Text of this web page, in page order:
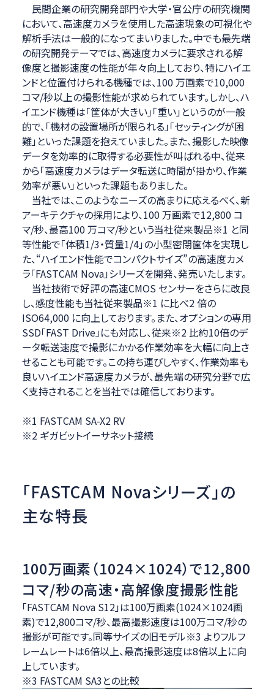
民間企業の研究開発部門や大学・官公庁の研究機関
において、高速度カメラを使用した高速現象の可視化や
解析手法は一般的になってまいりました。中でも最先端
の研究開発テーマでは、高速度カメラに要求される解
像度と撮影速度の性能が年々向上しており、特にハイエ
ンドと位置付けられる機種では、100 万画素で10,000
コマ/秒以上の撮影性能が求められています。しかし、ハ
イエンド機種は「筐体が大きい」「重い」というのが一般
的で、「機材の設置場所が限られる」「セッティングが困
難」といった課題を抱えていました。また、撮影した映像
データを効率的に取得する必要性が叫ばれる中、従来
から「高速度カメラはデータ転送に時間が掛かり、作業
効率が悪い」といった課題もありました。
当社では、このようなニーズの高まりに応えるべく、新
アーキテクチャの採用により、100 万画素で12,800 コ
マ/秒、最高100 万コマ/秒という当社従来製品※1 と同
等性能で「体積1/3・質量1/4」の小型密閉筐体を実現し
た、“ハイエンド性能でコンパクトサイズ”の高速度カメ
ラ「FASTCAM Nova」シリーズを開発、発売いたします。
当社技術で好評の高速CMOS センサーをさらに改良
し、感度性能も当社従来製品※1 に比べ2 倍の
ISO64,000 に向上しております。また、オプションの専用
SSD「FAST Drive」にも対応し、従来※2 比約10倍のデ
ータ転送速度で撮影にかかる作業効率を大幅に向上さ
せることも可能です。この持ち運びしやすく、作業効率も
良いハイエンド高速度カメラが、最先端の研究分野で広
く支持されることを当社では確信しております。
※1 FASTCAM SA-X2 RV
※2 ギガビットイーサネット接続
「FASTCAM Novaシリーズ」の
主な特長
100万画素（1024×1024）で12,800
コマ/秒の高速・高解像度撮影性能
「FASTCAM Nova S12」は100万画素(1024×1024画
素)で12,800コマ/秒、最高撮影速度は100万コマ/秒の
撮影が可能です。同等サイズの旧モデル※3 よりフルフ
レームレートは6倍以上、最高撮影速度は8倍以上に向
上しています。
※3 FASTCAM SA3との比較